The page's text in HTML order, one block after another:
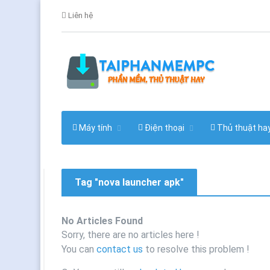
Liên hệ
Máy tính Điện thoại Thủ thuật
Tag "nova launcher apk"
No Articles Found
Sorry, there are no articles here !
You can contact us to resolve this problem !